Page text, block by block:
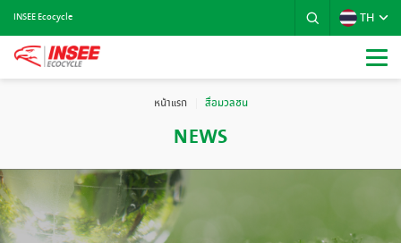
INSEE Ecocycle TH
หน้าแรก สื่อมวลชน
NEWS